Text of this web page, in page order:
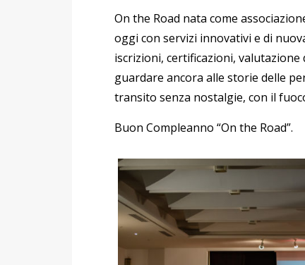
On the Road nata come
oggi con servizi innovativi e di
iscrizioni, certificazioni,
guardare ancora alle storie delle
transito senza nostalgie, con il
Buon Compleanno “On the Road”.